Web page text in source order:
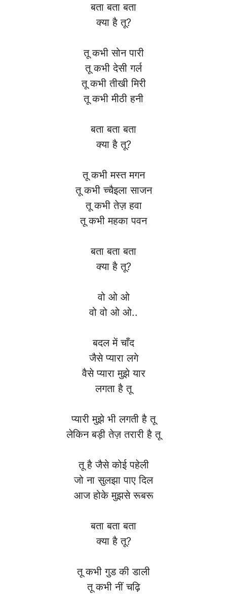
बता बता बता
क्या है तू?
तू कभी सोन पारी
तू कभी देसी गर्ल
तू कभी तीखी मिरी
तू कभी मीठी हनी
बता बता बता
क्या है तू?
तू कभी मस्त मगन
तू कभी च्चैइला साजन
तू कभी तेज़ हवा
तू कभी महका पवन
बता बता बता
क्या है तू?
वो ओ ओ
वो वो ओ ओ..
बदल में चाँद
जैसे प्यारा लगे
वैसे प्यारा मुझे यार
लगता है तू
प्यारी मुझे भी लगती है तू
लेकिन बड़ी तेज़ तरारी है तू
तू है जैसे कोई पहेली
जो ना सुलझा पाए दिल
आज होके मुझसे रूबरू
बता बता बता
क्या है तू?
तू कभी गुड की डाली
तू कभी नीं चढ़ि